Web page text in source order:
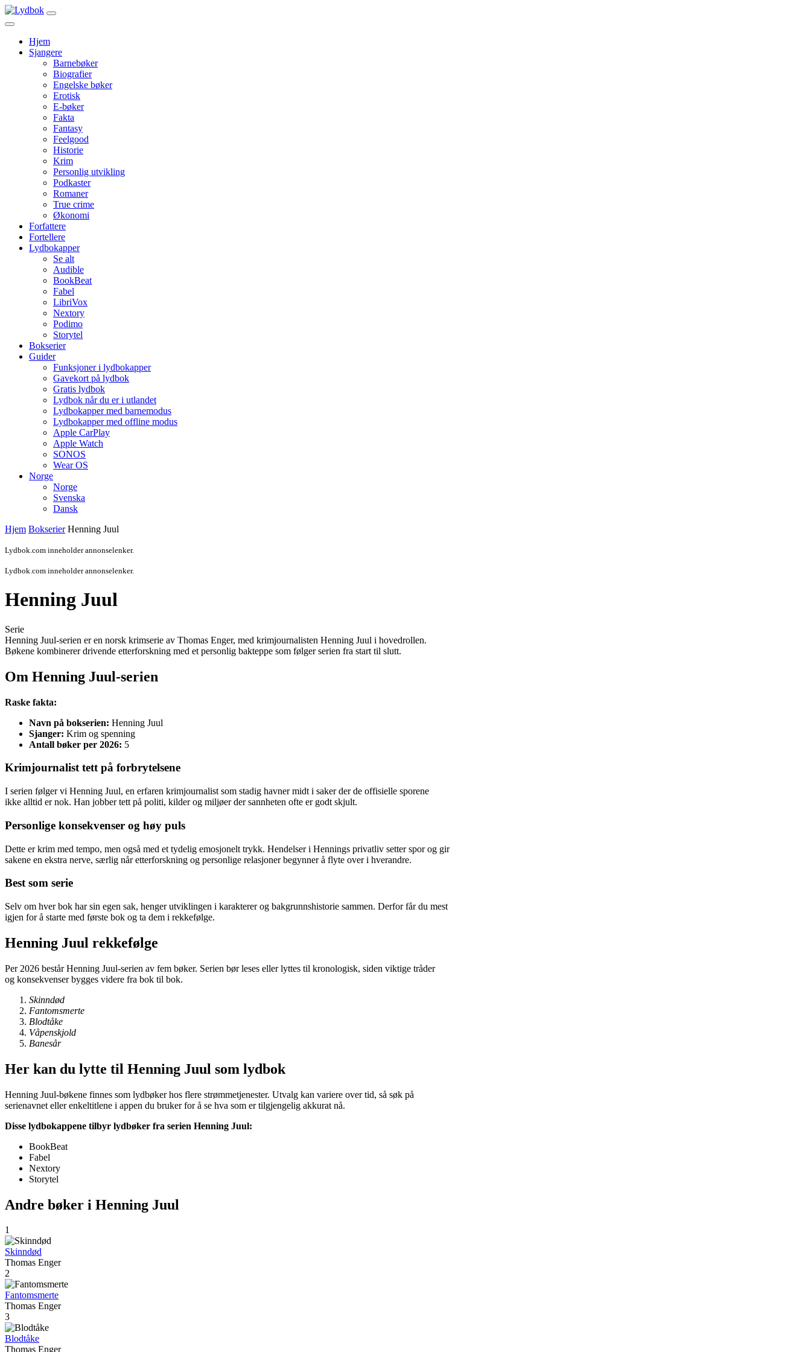
Hjem
Sjangere
Barnebøker
Biografier
Engelske bøker
Erotisk
E-bøker
Fakta
Fantasy
Feelgood
Historie
Krim
Personlig utvikling
Podkaster
Romaner
True crime
Økonomi
Forfattere
Fortellere
Lydbokapper
Se alt
Audible
BookBeat
Fabel
LibriVox
Nextory
Podimo
Storytel
Bokserier
Guider
Funksjoner i lydbokapper
Gavekort på lydbok
Gratis lydbok
Lydbok når du er i utlandet
Lydbokapper med barnemodus
Lydbokapper med offline modus
Apple CarPlay
Apple Watch
SONOS
Wear OS
Norge
Norge
Svenska
Dansk
Hjem Bokserier Henning Juul
Lydbok.com inneholder annonselenker.
Lydbok.com inneholder annonselenker.
Henning Juul
Serie
Henning Juul-serien er en norsk krimserie av Thomas Enger, med krimjournalisten Henning Juul i hovedrollen.
Bøkene kombinerer drivende etterforskning med et personlig bakteppe som følger serien fra start til slutt.
Om Henning Juul-serien
Raske fakta:
Navn på bokserien: Henning Juul
Sjanger: Krim og spenning
Antall bøker per 2026: 5
Krimjournalist tett på forbrytelsene
I serien følger vi Henning Juul, en erfaren krimjournalist som stadig havner midt i saker der de offisielle sporene
ikke alltid er nok. Han jobber tett på politi, kilder og miljøer der sannheten ofte er godt skjult.
Personlige konsekvenser og høy puls
Dette er krim med tempo, men også med et tydelig emosjonelt trykk. Hendelser i Hennings privatliv setter spor og gir
sakene en ekstra nerve, særlig når etterforskning og personlige relasjoner begynner å flyte over i hverandre.
Best som serie
Selv om hver bok har sin egen sak, henger utviklingen i karakterer og bakgrunnshistorie sammen. Derfor får du mest
igjen for å starte med første bok og ta dem i rekkefølge.
Henning Juul rekkefølge
Per 2026 består Henning Juul-serien av fem bøker. Serien bør leses eller lyttes til kronologisk, siden viktige tråder
og konsekvenser bygges videre fra bok til bok.
Skinndød
Fantomsmerte
Blodtåke
Våpenskjold
Banesår
Her kan du lytte til Henning Juul som lydbok
Henning Juul-bøkene finnes som lydbøker hos flere strømmetjenester. Utvalg kan variere over tid, så søk på
serienavnet eller enkeltitlene i appen du bruker for å se hva som er tilgjengelig akkurat nå.
Disse lydbokappene tilbyr lydbøker fra serien Henning Juul:
BookBeat
Fabel
Nextory
Storytel
Andre bøker i Henning Juul
1
Skinndød
Thomas Enger
2
Fantomsmerte
Thomas Enger
3
Blodtåke
Thomas Enger